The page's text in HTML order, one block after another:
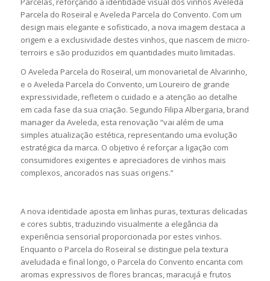
Parcela do Roseiral e Aveleda Parcela do Convento. Com um
design mais elegante e sofisticado, a nova imagem destaca a
origem e a exclusividade destes vinhos, que nascem de micro-
terroirs e são produzidos em quantidades muito limitadas.
O Aveleda Parcela do Roseiral, um monovarietal de Alvarinho,
e o Aveleda Parcela do Convento, um Loureiro de grande
expressividade, refletem o cuidado e a atenção ao detalhe
em cada fase da sua criação. Segundo Filipa Albergaria, brand
manager da Aveleda, esta renovação “vai além de uma
simples atualização estética, representando uma evolução
estratégica da marca. O objetivo é reforçar a ligação com
consumidores exigentes e apreciadores de vinhos mais
complexos, ancorados nas suas origens.”
A nova identidade aposta em linhas puras, texturas delicadas
e cores subtis, traduzindo visualmente a elegância da
experiência sensorial proporcionada por estes vinhos.
Enquanto o Parcela do Roseiral se distingue pela textura
aveludada e final longo, o Parcela do Convento encanta com
aromas expressivos de flores brancas, maracujá e frutos